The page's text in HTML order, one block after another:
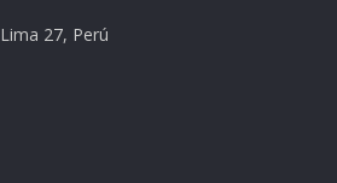
Lima 27, Perú